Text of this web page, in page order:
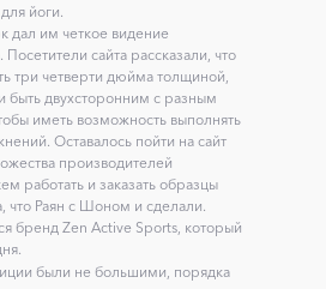
йоги.
дал им четкое видение
Посетители сайта рассказали, что
три четверти дюйма толщиной,
быть двухсторонним с разным
иметь возможность выполнять
Оставалось пойти на сайт
производителей
работать и заказать образцы
что Раян с Шоном и сделали.
бренд Zen Active Sports, который
были не большими, порядка